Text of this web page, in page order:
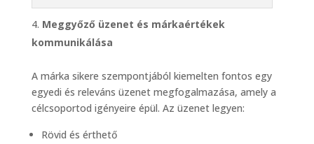
Meggyőző üzenet és márkaértékek
kommunikálása
A márka sikere szempontjából kiemelten fontos egy
egyedi és releváns üzenet megfogalmazása, amely a
célcsoportod igényeire épül. Az üzenet legyen:
Rövid és érthető